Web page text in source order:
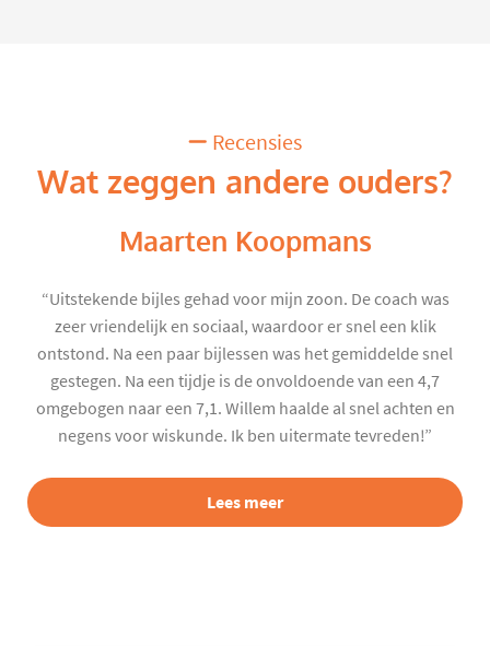
Recensies
Wat zeggen andere ouders?
Maarten Koopmans
“Uitstekende bijles gehad voor mijn zoon. De coach was
zeer vriendelijk en sociaal, waardoor er snel een klik
ontstond. Na een paar bijlessen was het gemiddelde snel
gestegen. Na een tijdje is de onvoldoende van een 4,7
omgebogen naar een 7,1. Willem haalde al snel achten en
negens voor wiskunde. Ik ben uitermate tevreden!”
Lees meer